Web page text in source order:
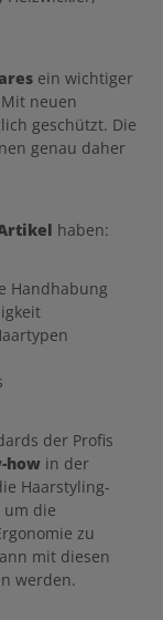
ein wichtiger
neuen
geschützt. Die
genau daher
haben:
Handhabung
der Profis
how in der
Haarstyling-
um die
zu
mit diesen
werden.